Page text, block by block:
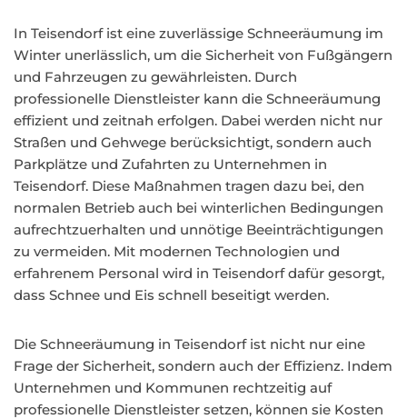
In Teisendorf ist eine zuverlässige Schneeräumung im
Winter unerlässlich, um die Sicherheit von Fußgängern
und Fahrzeugen zu gewährleisten. Durch
professionelle Dienstleister kann die Schneeräumung
effizient und zeitnah erfolgen. Dabei werden nicht nur
Straßen und Gehwege berücksichtigt, sondern auch
Parkplätze und Zufahrten zu Unternehmen in
Teisendorf. Diese Maßnahmen tragen dazu bei, den
normalen Betrieb auch bei winterlichen Bedingungen
aufrechtzuerhalten und unnötige Beeinträchtigungen
zu vermeiden. Mit modernen Technologien und
erfahrenem Personal wird in Teisendorf dafür gesorgt,
dass Schnee und Eis schnell beseitigt werden.
Die Schneeräumung in Teisendorf ist nicht nur eine
Frage der Sicherheit, sondern auch der Effizienz. Indem
Unternehmen und Kommunen rechtzeitig auf
professionelle Dienstleister setzen, können sie Kosten